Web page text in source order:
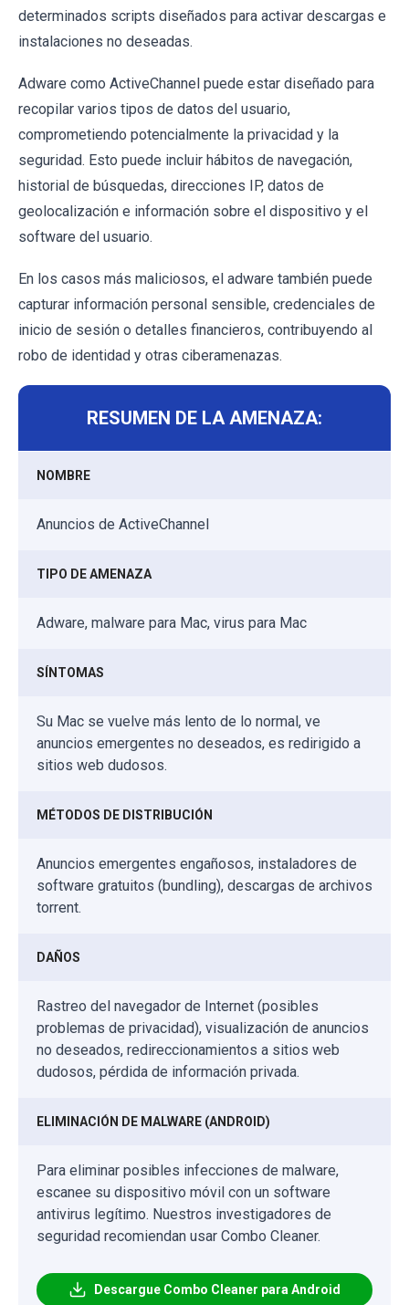
determinados scripts diseñados para activar descargas e
instalaciones no deseadas.
Adware como ActiveChannel puede estar diseñado para
recopilar varios tipos de datos del usuario,
comprometiendo potencialmente la privacidad y la
seguridad. Esto puede incluir hábitos de navegación,
historial de búsquedas, direcciones IP, datos de
geolocalización e información sobre el dispositivo y el
software del usuario.
En los casos más maliciosos, el adware también puede
capturar información personal sensible, credenciales de
inicio de sesión o detalles financieros, contribuyendo al
robo de identidad y otras ciberamenazas.
RESUMEN DE LA AMENAZA:
NOMBRE
Anuncios de ActiveChannel
TIPO DE AMENAZA
Adware, malware para Mac, virus para Mac
SÍNTOMAS
Su Mac se vuelve más lento de lo normal, ve
anuncios emergentes no deseados, es redirigido a
sitios web dudosos.
MÉTODOS DE DISTRIBUCIÓN
Anuncios emergentes engañosos, instaladores de
software gratuitos (bundling), descargas de archivos
torrent.
DAÑOS
Rastreo del navegador de Internet (posibles
problemas de privacidad), visualización de anuncios
no deseados, redireccionamientos a sitios web
dudosos, pérdida de información privada.
ELIMINACIÓN DE MALWARE (ANDROID)
Para eliminar posibles infecciones de malware,
escanee su dispositivo móvil con un software
antivirus legítimo. Nuestros investigadores de
seguridad recomiendan usar Combo Cleaner.
Descargue Combo Cleaner para Android